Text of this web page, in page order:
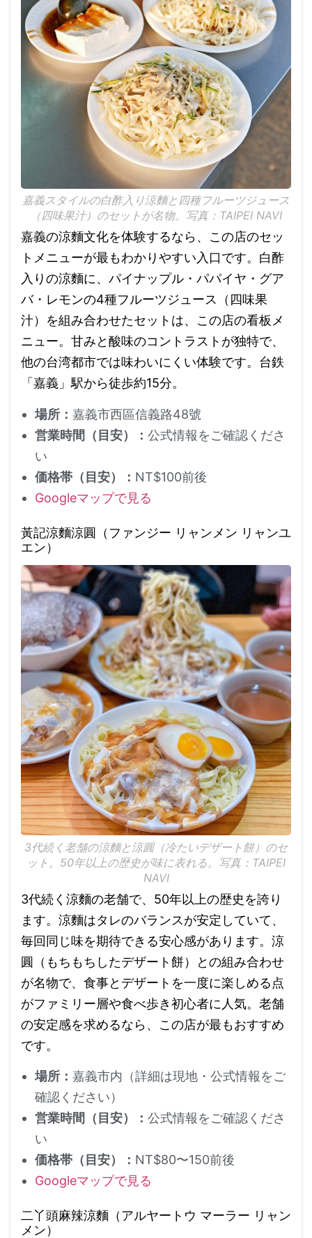
嘉義スタイルの白酢入り涼麵と四種フルーツジュース
（四味果汁）のセットが名物。写真：TAIPEI NAVI
嘉義の涼麵文化を体験するなら、この店のセッ
トメニューが最もわかりやすい入口です。白酢
入りの涼麵に、パイナップル・パパイヤ・グア
バ・レモンの4種フルーツジュース（四味果
汁）を組み合わせたセットは、この店の看板メ
ニュー。甘みと酸味のコントラストが独特で、
他の台湾都市では味わいにくい体験です。台鉄
「嘉義」駅から徒歩約15分。
場所： 嘉義市西區信義路48號
営業時間（目安）： 公式情報をご確認くださ
い
価格帯（目安）： NT$100前後
Googleマップで見る
黃記涼麵涼圓（ファンジー リャンメン リャンユ
エン）
3代続く老舗の涼麵と涼圓（冷たいデザート餅）のセ
ット。50年以上の歴史が味に表れる。写真：TAIPEI
NAVI
3代続く涼麵の老舗で、50年以上の歴史を誇り
ます。涼麵はタレのバランスが安定していて、
毎回同じ味を期待できる安心感があります。涼
圓（もちもちしたデザート餅）との組み合わせ
が名物で、食事とデザートを一度に楽しめる点
がファミリー層や食べ歩き初心者に人気。老舗
の安定感を求めるなら、この店が最もおすすめ
です。
場所： 嘉義市内（詳細は現地・公式情報をご
確認ください）
営業時間（目安）： 公式情報をご確認くださ
い
価格帯（目安）： NT$80〜150前後
Googleマップで見る
二丫頭麻辣涼麵（アルヤートウ マーラー リャン
メン）